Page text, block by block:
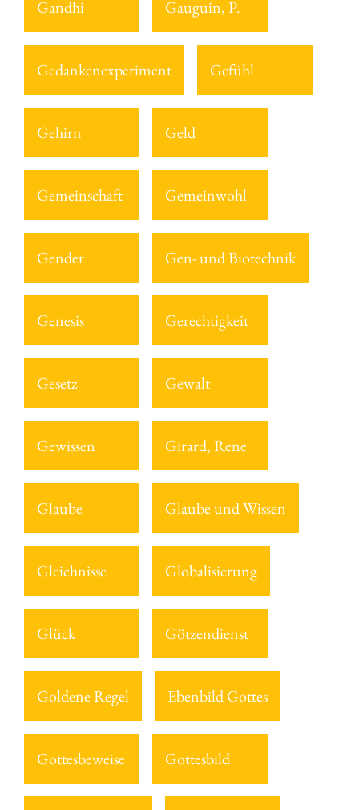
Gandhi Gauguin, P.
Gedankenexperiment Gefühl
Gehirn Geld
Gemeinschaft Gemeinwohl
Gender Gen- und Biotechnik
Genesis Gerechtigkeit
Gesetz Gewalt
Gewissen Girard, Rene
Glaube Glaube und Wissen
Gleichnisse Globalisierung
Glück Götzendienst
Goldene Regel Ebenbild Gottes
Gottesbeweise Gottesbild